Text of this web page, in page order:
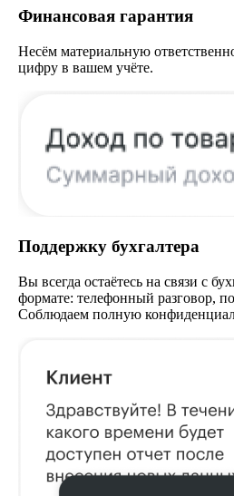
Финансовая гарантия
Несём материальную
цифру в вашем учёте.
Поддержку бухгалтера
Вы всегда остаётесь на связи с
формате: телефонный разговор,
Соблюдаем полную